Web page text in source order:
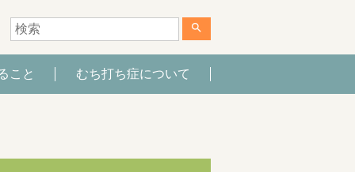
search
こと むち打ち症について